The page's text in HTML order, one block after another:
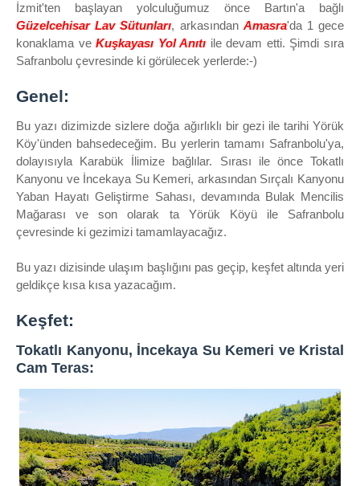
İzmit'ten başlayan yolculuğumuz önce Bartın'a bağlı
Güzelcehisar Lav Sütunları, arkasından Amasra'da 1 gece
konaklama veKuşkayası Yol Anıtı ile devam etti. Şimdi sıra
Safranbolu çevresinde ki görülecek yerlerde:-)
Genel:
Bu yazı dizimizde sizlere doğa ağırlıklı bir gezi ile tarihi Yörük
Köy'ünden bahsedeceğim. Bu yerlerin tamamı Safranbolu'ya,
dolayısıyla Karabük İlimize bağlılar. Sırası ile önce Tokatlı
Kanyonu ve İncekaya Su Kemeri, arkasından Sırçalı Kanyonu
Yaban Hayatı Geliştirme Sahası, devamında Bulak Mencilis
Mağarası ve son olarak ta Yörük Köyü ile Safranbolu
çevresinde ki gezimizi tamamlayacağız.
Bu yazı dizisinde ulaşım başlığını pas geçip, keşfet altında yeri
geldikçe kısa kısa yazacağım.
Keşfet:
Tokatlı Kanyonu, İncekaya Su Kemeri ve Kristal
Cam Teras: